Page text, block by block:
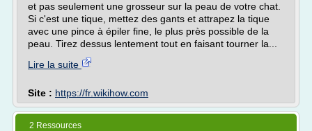
et pas seulement une grosseur sur la peau de votre chat.
Si c'est une tique, mettez des gants et attrapez la tique
avec une pince à épiler fine, le plus près possible de la
peau. Tirez dessus lentement tout en faisant tourner la...
Lire la suite
Site : https://fr.wikihow.com
2 Ressources